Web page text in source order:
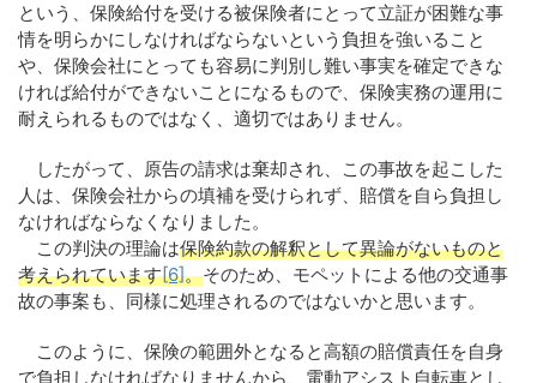
という、保険給付を受ける被保険者にとって立証が困難な事
情を明らかにしなければならないという負担を強いること
や、保険会社にとっても容易に判別し難い事実を確定できな
ければ給付ができないことになるもので、保険実務の運用に
耐えられるものではなく、適切ではありません。
したがって、原告の請求は棄却され、この事故を起こした
人は、保険会社からの填補を受けられず、賠償を自ら負担し
なければならなくなりました。
この判決の理論は保険約款の解釈として異論がないものと
考えられています[6]。そのため、モペットによる他の交通事
故の事案も、同様に処理されるのではないかと思います。
このように、保険の範囲外となると高額の賠償責任を自身
で負担しなければなりませんから、電動アシスト自転車とし